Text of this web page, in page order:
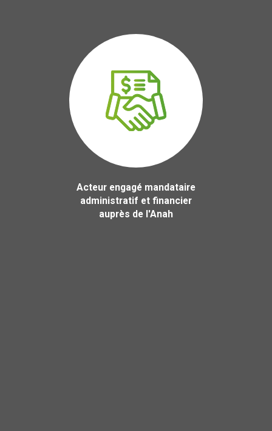
Acteur engagé mandataire
administratif et financier
auprès de l'Anah